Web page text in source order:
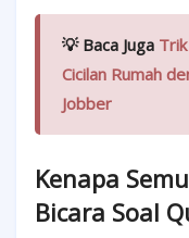
💡 Baca Juga
Cicilan Rumah
Jobber
Kenapa
Bicara Soal